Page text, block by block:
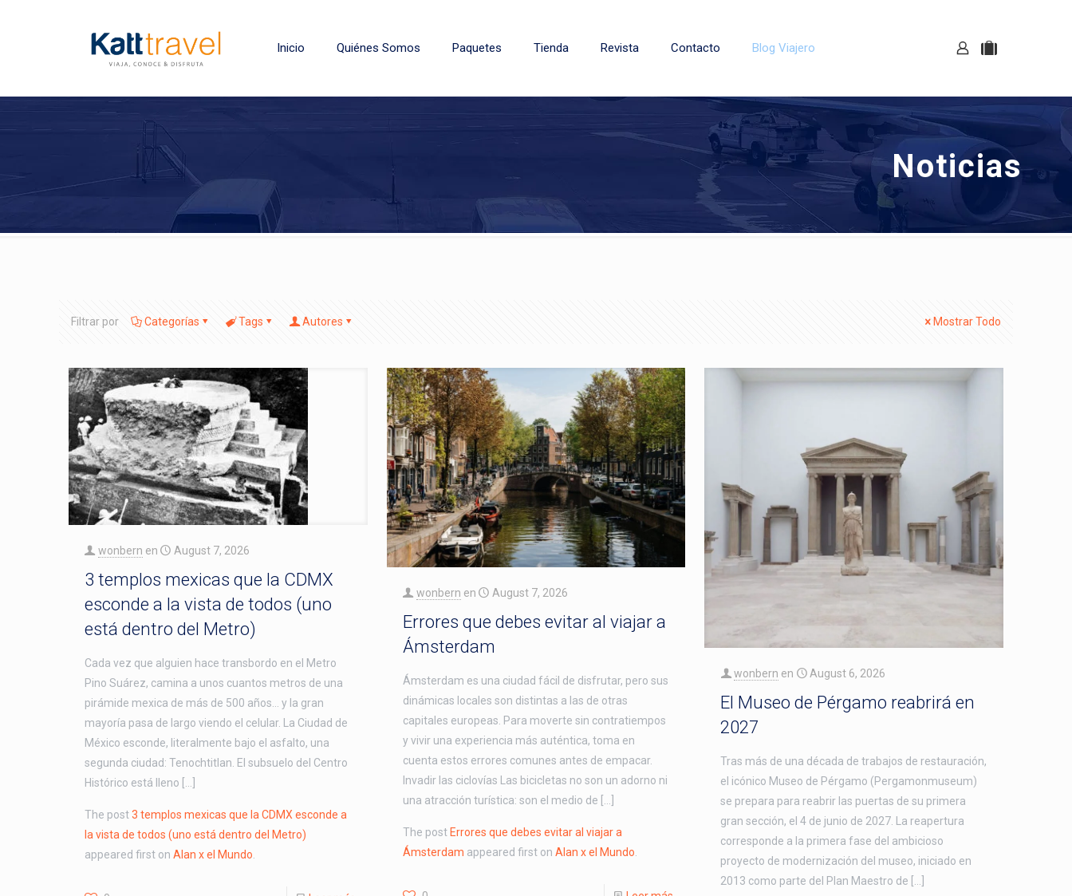
Inicio Quiénes Somos Paquetes Tienda Revista Contacto Blog Viajero
Noticias
Filtrar por Categorías Tags Autores Mostrar Todo
wonbern en August 7, 2026
3 templos mexicas que la CDMX
esconde a la vista de todos (uno
está dentro del Metro)
Cada vez que alguien hace transbordo en el Metro
Pino Suárez, camina a unos cuantos metros de una
pirámide mexica de más de 500 años… y la gran
mayoría pasa de largo viendo el celular. La Ciudad de
México esconde, literalmente bajo el asfalto, una
segunda ciudad: Tenochtitlan. El subsuelo del Centro
Histórico está lleno […]
The post3 templos mexicas que la CDMX esconde a
la vista de todos (uno está dentro del Metro)
appeared first on Alan x el Mundo
wonbern en August 7, 2026
Errores que debes evitar al viajar a
Ámsterdam
Ámsterdam es una ciudad fácil de disfrutar, pero sus
dinámicas locales son distintas a las de otras
capitales europeas. Para moverte sin contratiempos
y vivir una experiencia más auténtica, toma en
cuenta estos errores comunes antes de empacar.
Invadir las ciclovías Las bicicletas no son un adorno ni
una atracción turística: son el medio de […]
The post Errores que debes evitar al viajar a
Ámsterdam appeared first on Alan x el Mundo.
wonbern en August 6, 2026
El Museo de Pérgamo reabrirá en
2027
Tras más de una década de trabajos de restauración,
el icónico Museo de Pérgamo (Pergamonmuseum)
se prepara para reabrir las puertas de su primera
gran sección, el 4 de junio de 2027. La reapertura
corresponde a la primera fase del ambicioso
proyecto de modernización del museo, iniciado en
2013 como parte del Plan Maestro de […]